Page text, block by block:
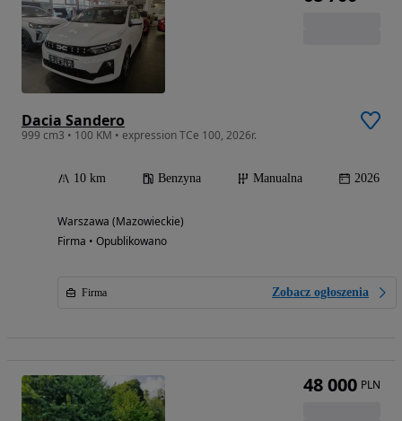
Dacia Sandero
999 cm3 • 100 KM • expression TCe 100, 2026r.
10 km Benzyna Manualna 2026
Warszawa (Mazowieckie)
Firma • Opublikowano
Firma Zobacz ogłoszenia
48 000 PLN